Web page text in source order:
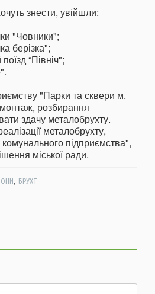
знести, увійшли:
"Човники";
берізка";
“Північ";
"Парки та сквери м.
розбирання
здачу металобрухту.
металобрухту,
підприємства",
міської ради.
, БРУХТ